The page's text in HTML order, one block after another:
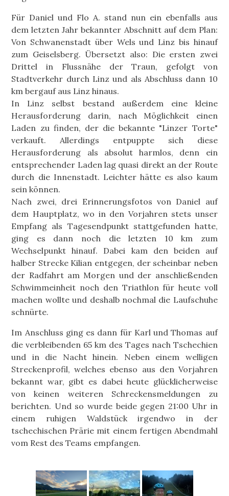
Für Daniel und Flo A. stand nun ein ebenfalls aus
dem letzten Jahr bekannter Abschnitt auf dem Plan:
Von Schwanenstadt über Wels und Linz bis hinauf
zum Geiselsberg. Übersetzt also: Die ersten zwei
Drittel in Flussnähe der Traun, gefolgt von
Stadtverkehr durch Linz und als Abschluss dann 10
km bergauf aus Linz hinaus.
In Linz selbst bestand außerdem eine kleine
Herausforderung darin, nach Möglichkeit einen
Laden zu finden, der die bekannte "Linzer Torte"
verkauft. Allerdings entpuppte sich diese
Herausforderung als absolut harmlos, denn ein
entsprechender Laden lag quasi direkt an der Route
durch die Innenstadt. Leichter hätte es also kaum
sein können.
Nach zwei, drei Erinnerungsfotos von Daniel auf
dem Hauptplatz, wo in den Vorjahren stets unser
Empfang als Tagesendpunkt stattgefunden hatte,
ging es dann noch die letzten 10 km zum
Wechselpunkt hinauf. Dabei kam den beiden auf
halber Strecke Kilian entgegen, der scheinbar neben
der Radfahrt am Morgen und der anschließenden
Schwimmeinheit noch den Triathlon für heute voll
machen wollte und deshalb nochmal die Laufschuhe
schnürte.
Im Anschluss ging es dann für Karl und Thomas auf
die verbleibenden 65 km des Tages nach Tschechien
und in die Nacht hinein. Neben einem welligen
Streckenprofil, welches ebenso aus den Vorjahren
bekannt war, gibt es dabei heute glücklicherweise
von keinen weiteren Schreckensmeldungen zu
berichten. Und so wurde beide gegen 21:00 Uhr in
einem ruhigen Waldstück irgendwo in der
tschechischen Prärie mit einem fertigen Abendmahl
vom Rest des Teams empfangen.